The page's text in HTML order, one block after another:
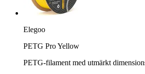
Elegoo
PETG Pro Yellow
PETG-filament med utmärkt